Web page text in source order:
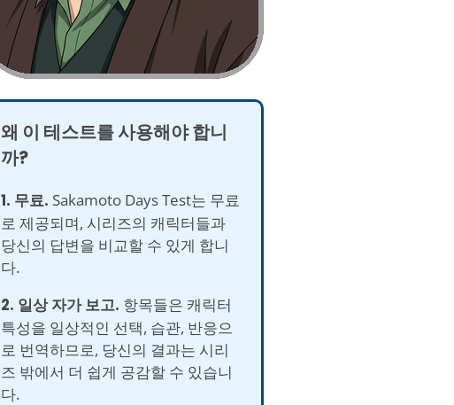
왜 이 테스트를 사용해야 합니
까?
1. 무료. Sakamoto Days Test는 무료
로 제공되며, 시리즈의 캐릭터들과
당신의 답변을 비교할 수 있게 합니
다.
2. 일상 자가 보고. 항목들은 캐릭터
특성을 일상적인 선택, 습관, 반응으
로 번역하므로, 당신의 결과는 시리
즈 밖에서 더 쉽게 공감할 수 있습니
다.